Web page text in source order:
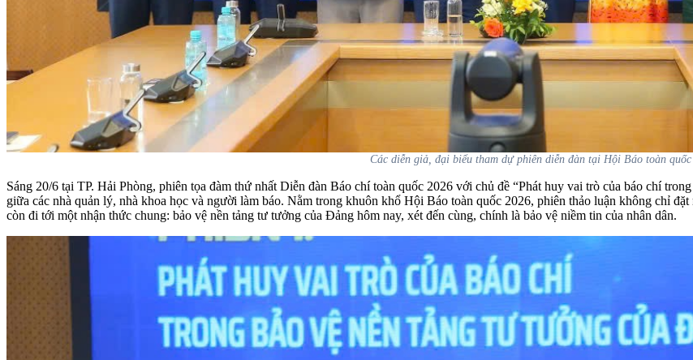
Các diễn giả, đại biểu tham dự phiên diễn đàn tại Hội Báo toàn quốc
Sáng 20/6 tại TP. Hải Phòng, phiên tọa đàm thứ nhất Diễn đàn Báo chí toàn quốc 2026 với chủ đề “Phát huy vai trò của báo chí
giữa các nhà quản lý, nhà khoa học và người làm báo. Nằm trong khuôn khổ Hội Báo toàn quốc 2026, phiên thảo luận không chỉ
còn đi tới một nhận thức chung: bảo vệ nền tảng tư tưởng của Đảng hôm nay, xét đến cùng, chính là bảo vệ niềm tin của nhân dân.